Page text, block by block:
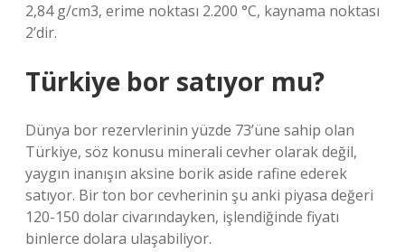
2,84 g/cm3, erime noktası 2.200 °C, kaynama noktası
2’dir.
Türkiye bor satıyor mu?
Dünya bor rezervlerinin yüzde 73’üne sahip olan
Türkiye, söz konusu minerali cevher olarak değil,
yaygın inanışın aksine borik aside rafine ederek
satıyor. Bir ton bor cevherinin şu anki piyasa değeri
120-150 dolar civarındayken, işlendiğinde fiyatı
binlerce dolara ulaşabiliyor.